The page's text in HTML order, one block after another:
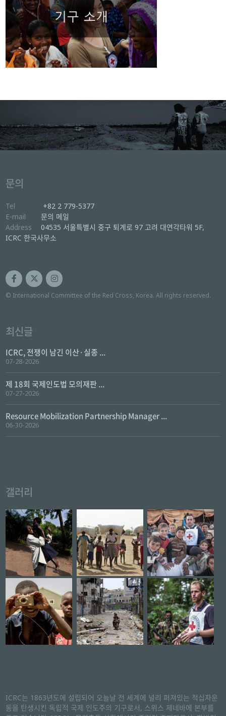
문의
Tel
+82 2 779-5377
E-mail
문의 메일
Address
04535 서울특별시 중구 퇴계로 97 고려 대연각타워 5F,
ICRC 한국사무소
© International Committee of the Red Cross, Korea. All rights reserved.
최신글
ICRC, 전쟁이 남긴 이산·실종 ...
07-28-2026
제 18회 국제인도법 모의재판 ...
07-27-2026
Resource Mobilization Partnership Manager ...
06-30-2026
갤러리
ICRC는 1863년도에 설립되어 오늘날 전 세계에 널리 퍼져있는 적십자운
동을 탄생시킨 독립적 국제 인도주의 기구로서, 스위스 제네바에 본부를